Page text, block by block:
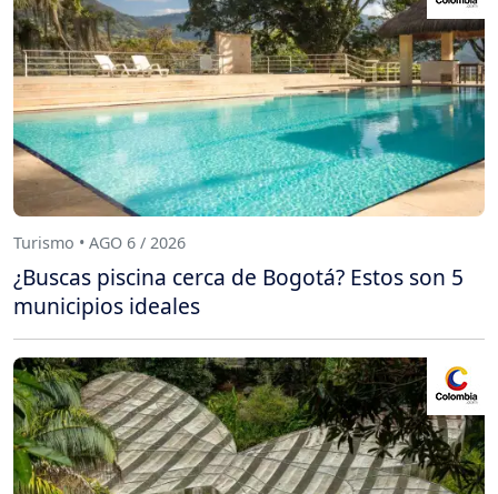
Turismo • AGO 6 / 2026
¿Buscas piscina cerca de Bogotá? Estos son 5
municipios ideales